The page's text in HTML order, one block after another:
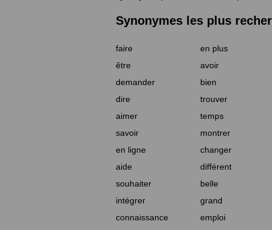
Synonymes les plus
faire en plus
être
avoir
demander
bien
dire
trouver
aimer
temps
savoir
montrer
en ligne
changer
aide
différent
souhaiter
belle
intégrer
grand
connaissance
emploi